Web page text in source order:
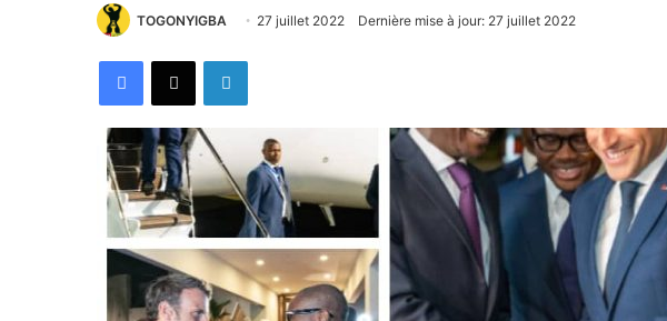
TOGONYIGBA 27 juillet 2022 Dernière mise à jour: 27 juillet 2022
FacebookX Linkedin